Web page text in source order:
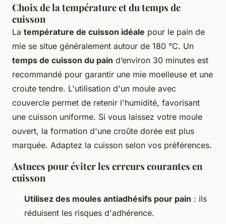
Choix de la température et du temps de
cuisson
La température de cuisson idéale pour le pain de
mie se situe généralement autour de 180 °C. Un
temps de cuisson du pain d’environ 30 minutes est
recommandé pour garantir une mie moelleuse et une
croute tendre. L'utilisation d'un moule avec
couvercle permet de retenir l'humidité, favorisant
une cuisson uniforme. Si vous laissez votre moule
ouvert, la formation d'une croûte dorée est plus
marquée. Adaptez la cuisson selon vos préférences.
Astuces pour éviter les erreurs courantes en
cuisson
Utilisez des moules antiadhésifs pour pain : ils
réduisent les risques d'adhérence.